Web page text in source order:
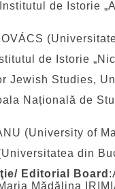
de Istorie
de Istorie
Jewish Studies,
Națională de
(University of
din
Editorial Board
Mădălina